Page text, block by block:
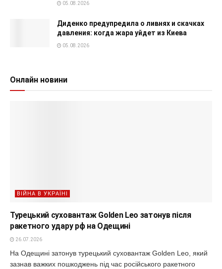
05.08.2026
Диденко предупредила о ливнях и скачках
давления: когда жара уйдет из Киева
05.08.2026
Онлайн новини
ВІЙНА В УКРАЇНІ
Турецький суховантаж Golden Leo затонув після
ракетного удару рф на Одещині
26.07.2026
На Одещині затонув турецький суховантаж Golden Leo, який
зазнав важких пошкоджень під час російського ракетного